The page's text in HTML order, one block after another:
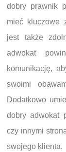
dobry prawnik
mieć kluczowe
jest także
adwokat
komunikację,
swoimi
Dodatkowo
dobry adwokat
czy innymi
swojego klienta.